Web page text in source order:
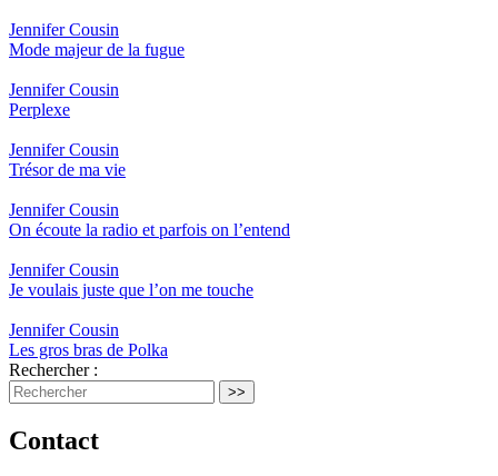
Jennifer Cousin
Mode majeur de la fugue
Jennifer Cousin
Perplexe
Jennifer Cousin
Trésor de ma vie
Jennifer Cousin
On écoute la radio et parfois on l’entend
Jennifer Cousin
Je voulais juste que l’on me touche
Jennifer Cousin
Les gros bras de Polka
Rechercher :
Contact